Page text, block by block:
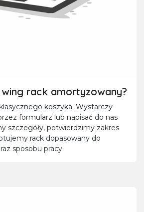
rack amortyzowany?
koszyka. Wystarczy
formularz lub napisać do nas
szczegóły, potwierdzimy zakres
rack dopasowany do
sposobu pracy.